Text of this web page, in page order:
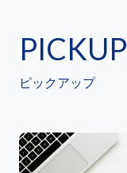
PICKUP
ピックアップ